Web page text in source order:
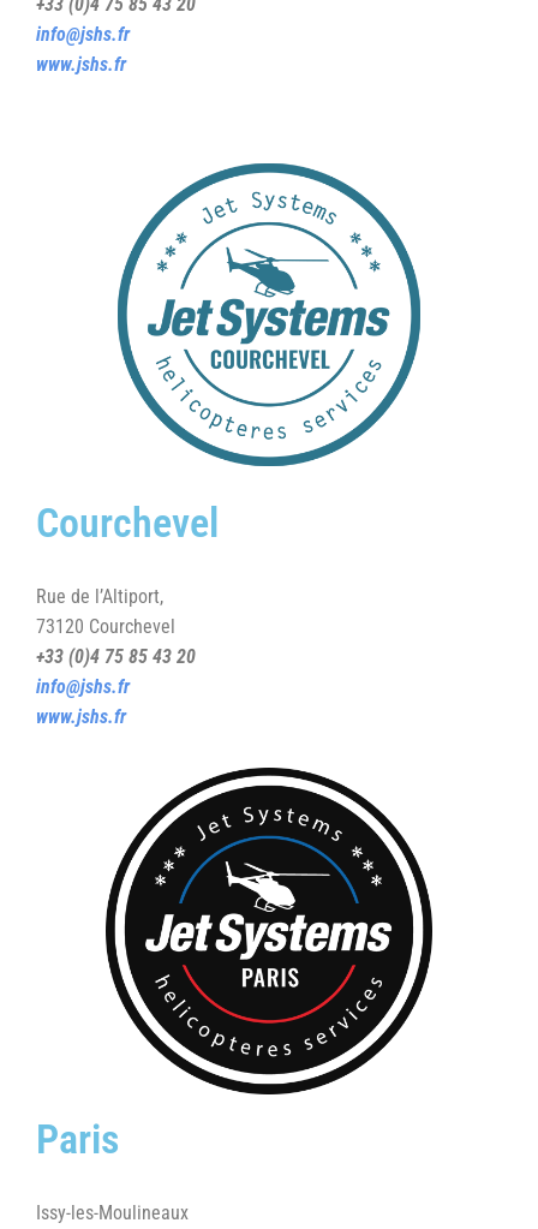
+33 (0)4 75 85 43 20
info@jshs.fr
www.jshs.fr
Courchevel
Rue de l’Altiport,
73120 Courchevel
+33 (0)4 75 85 43 20
info@jshs.fr
www.jshs.fr
Paris
Issy-les-Moulineaux